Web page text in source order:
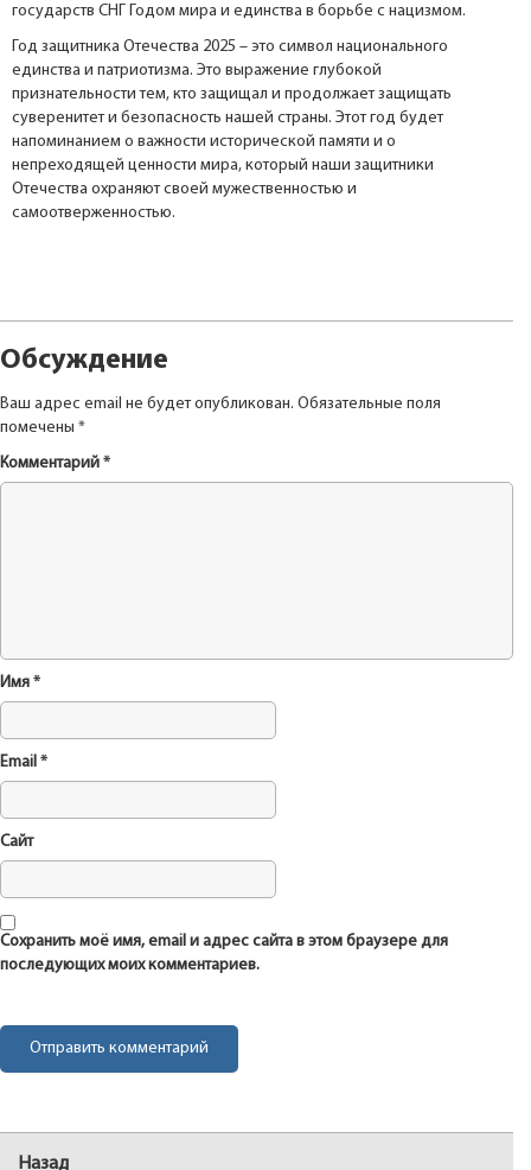
государств СНГ Годом мира и единства в борьбе с нацизмом.
Год защитника Отечества 2025 – это символ национального
единства и патриотизма. Это выражение глубокой
признательности тем, кто защищал и продолжает защищать
суверенитет и безопасность нашей страны. Этот год будет
напоминанием о важности исторической памяти и о
непреходящей ценности мира, который наши защитники
Отечества охраняют своей мужественностью и
самоотверженностью.
Обсуждение
Ваш адрес email не будет опубликован. Обязательные поля
помечены *
Комментарий *
Имя *
Email *
Сайт
Сохранить моё имя, email и адрес сайта в этом браузере для
последующих моих комментариев.
Назад